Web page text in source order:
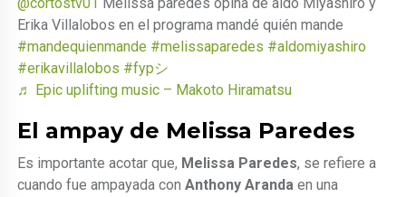
Erika Villalobos en el programa mandé quién mande
#mandequienmande #melissaparedes #aldomiyashiro
#erikavillalobos #fypシ
♬ Epic uplifting music – Makoto Hiramatsu
El ampay de Melissa Paredes
Es importante acotar que, Melissa Paredes, se refiere a
cuando fue ampayada conAnthony Aranda en una